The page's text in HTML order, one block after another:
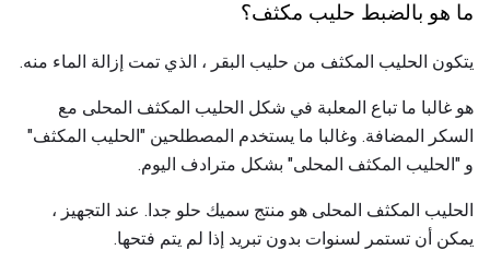
ما هو بالضبط حليب مكثف؟
يتكون الحليب المكثف من حليب البقر ، الذي تمت إزالة الماء منه.
هو غالبا ما تباع المعلبة في شكل الحليب المكثف المحلى مع
السكر المضافة. وغالبا ما يستخدم المصطلحين "الحليب المكثف"
و "الحليب المكثف المحلى" بشكل مترادف اليوم.
الحليب المكثف المحلى هو منتج سميك حلو جدا. عند التجهيز ،
يمكن أن تستمر لسنوات بدون تبريد إذا لم يتم فتحها.